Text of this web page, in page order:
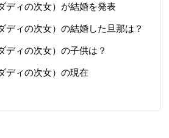
ディの次女）が結婚を発表
ディの次女）の結婚した旦那は？
ディの次女）の子供は？
ディの次女）の現在